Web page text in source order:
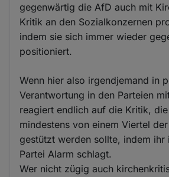
gegenwärtig die AfD auch mit
Kritik an den Sozialkonzernen
indem sie sich immer wieder
positioniert.
Wenn hier also irgendjemand in
Verantwortung in den Parteien
reagiert endlich auf die Kritik,
mindestens von einem Viertel
gestützt werden sollte, indem ihr
Partei Alarm schlagt.
Wer nicht zügig auch